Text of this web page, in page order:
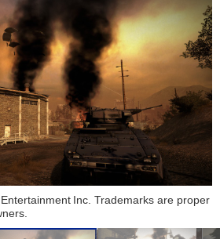
Inc. Trademarks are proper